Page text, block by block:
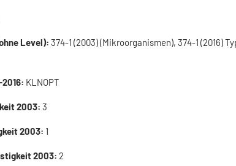
Level): 374-1 (2003) (Mikroorganismen), 374-1 (2016)
KLNOPT
2003: 3
2003: 1
2003: 2